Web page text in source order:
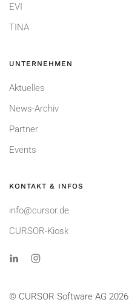
EVI
TINA
UNTERNEHMEN
Aktuelles
News-Archiv
Partner
Events
KONTAKT & INFOS
info@cursor.de
CURSOR-Kiosk
© CURSOR Software AG 2026